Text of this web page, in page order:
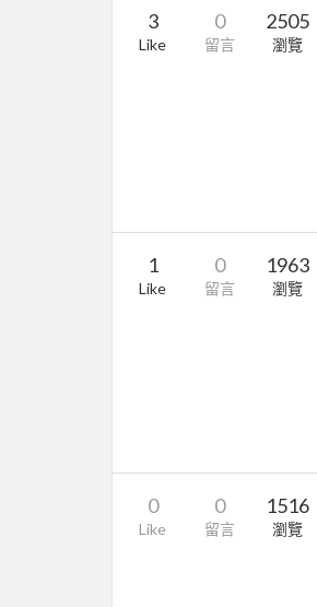
3
Like
0
留言
2505
瀏覽
1
Like
0
留言
1963
瀏覽
0
Like
0
留言
1516
瀏覽